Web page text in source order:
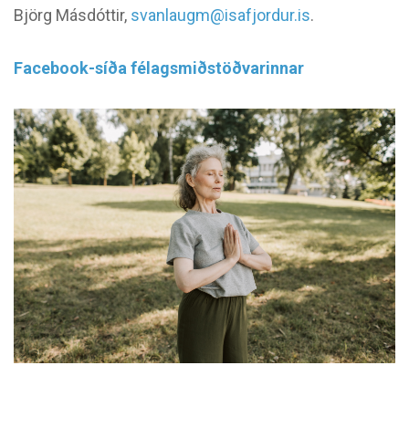
Björg Másdóttir, svanlaugm@isafjordur.is.
Facebook-síða félagsmiðstöðvarinnar